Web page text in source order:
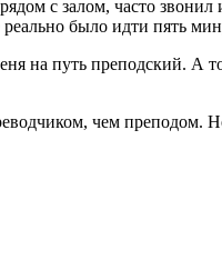
с залом, часто
было идти пять
на путь преподский. А
чем преподом.